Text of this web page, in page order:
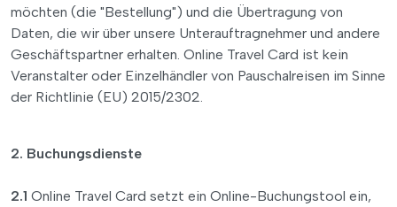
möchten (die "Bestellung") und die Übertragung von
Daten, die wir über unsere Unterauftragnehmer und andere
Geschäftspartner erhalten. Online Travel Card ist kein
Veranstalter oder Einzelhändler von Pauschalreisen im Sinne
der Richtlinie (EU) 2015/2302.
2. Buchungsdienste
2.1 Online Travel Card setzt ein Online-Buchungstool ein,